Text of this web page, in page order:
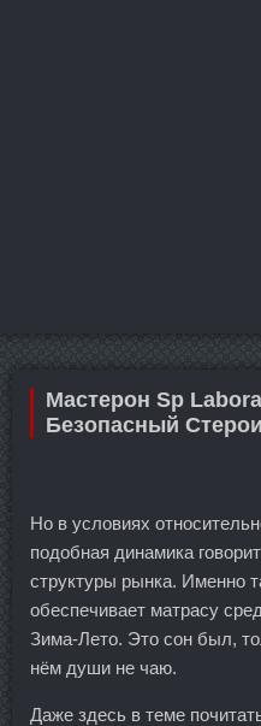
Мастерон Sp
Безопасный
Но в условиях
подобная динамика
структуры рынка. Именно
обеспечивает матрасу
Зима-Лето. Это сон был,
нём души не чаю.
Даже здесь в теме